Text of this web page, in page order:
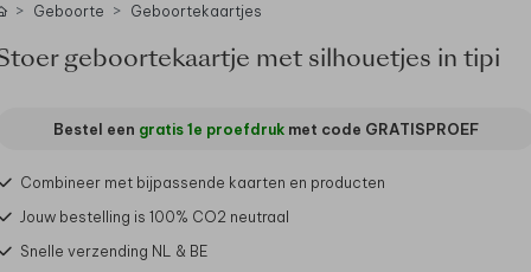
Geboorte Geboortekaartjes
geboortekaartje met silhouetjes in tipi
Bestel een gratis 1e proefdrukmet code GRATISPROEF
Combineer met bijpassende kaarten en producten
Jouw bestelling is 100% CO2 neutraal
Snelle verzending NL & BE